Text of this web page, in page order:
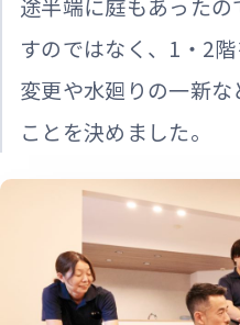
途半端に庭もあった
すのではなく、1・2
変更や水廻りの一新
ことを決めました。